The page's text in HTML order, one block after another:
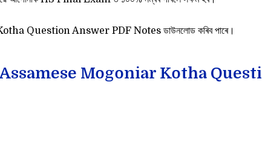
Kotha Question Answer PDF Notes ডাউনলোড কৰিব পাৰে।
12 Assamese Mogoniar Kotha